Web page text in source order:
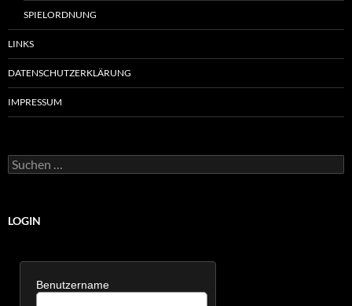
SPIELORDNUNG
LINKS
DATENSCHUTZERKLÄRUNG
IMPRESSUM
Suchen
nach:
LOGIN
Benutzername